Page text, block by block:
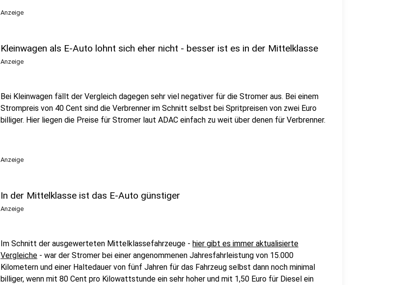
Anzeige
Kleinwagen als E-Auto lohnt sich eher nicht - besser ist es in der Mittelklasse
Anzeige
Bei Kleinwagen fällt der Vergleich dagegen sehr viel negativer für die Stromer aus. Bei einem
Strompreis von 40 Cent sind die Verbrenner im Schnitt selbst bei Spritpreisen von zwei Euro
billiger. Hier liegen die Preise für Stromer laut ADAC einfach zu weit über denen für Verbrenner.
Anzeige
In der Mittelklasse ist das E-Auto günstiger
Anzeige
Im Schnitt der ausgewerteten Mittelklassefahrzeuge - hier gibt es immer aktualisierte
Vergleiche - war der Stromer bei einer angenommenen Jahresfahrleistung von 15.000
Kilometern und einer Haltedauer von fünf Jahren für das Fahrzeug selbst dann noch minimal
billiger, wenn mit 80 Cent pro Kilowattstunde ein sehr hoher und mit 1,50 Euro für Diesel ein